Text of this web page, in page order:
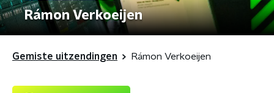
Rámon Verkoeijen
Gemiste uitzendingen Rámon Verkoeijen